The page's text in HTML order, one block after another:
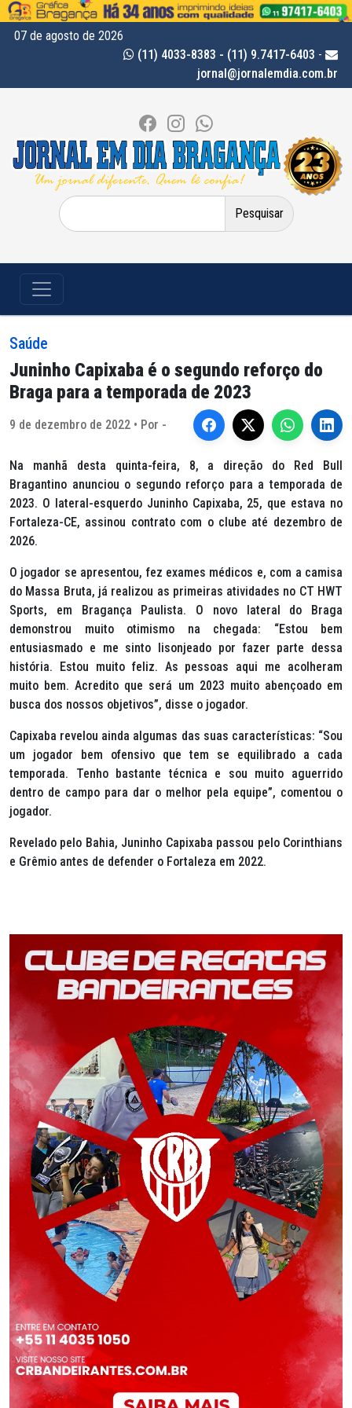
07 de agosto de 2026
(11) 4033-8383 - (11) 9.7417-6403 -
jornal@jornalemdia.com.br
Pesquisar
por:
Saúde
Juninho Capixaba é o segundo reforço do
Braga para a temporada de 2023
9 de dezembro de 2022 • Por -
Na manhã desta quinta-feira, 8, a direção do Red Bull
Bragantino anunciou o segundo reforço para a temporada de
2023. O lateral-esquerdo Juninho Capixaba, 25, que estava no
Fortaleza-CE, assinou contrato com o clube até dezembro de
2026.
O jogador se apresentou, fez exames médicos e, com a camisa
do Massa Bruta, já realizou as primeiras atividades no CT HWT
Sports, em Bragança Paulista. O novo lateral do Braga
demonstrou muito otimismo na chegada: “Estou bem
entusiasmado e me sinto lisonjeado por fazer parte dessa
história. Estou muito feliz. As pessoas aqui me acolheram
muito bem. Acredito que será um 2023 muito abençoado em
busca dos nossos objetivos”, disse o jogador.
Capixaba revelou ainda algumas das suas características: “Sou
um jogador bem ofensivo que tem se equilibrado a cada
temporada. Tenho bastante técnica e sou muito aguerrido
dentro de campo para dar o melhor pela equipe”, comentou o
jogador.
Revelado pelo Bahia, Juninho Capixaba passou pelo Corinthians
e Grêmio antes de defender o Fortaleza em 2022.